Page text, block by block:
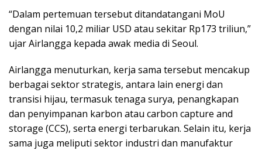
“Dalam pertemuan tersebut ditandatangani MoU
dengan nilai 10,2 miliar USD atau sekitar Rp173 triliun,”
ujar Airlangga kepada awak media di Seoul.
Airlangga menuturkan, kerja sama tersebut mencakup
berbagai sektor strategis, antara lain energi dan
transisi hijau, termasuk tenaga surya, penangkapan
dan penyimpanan karbon atau carbon capture and
storage (CCS), serta energi terbarukan. Selain itu, kerja
sama juga meliputi sektor industri dan manufaktur